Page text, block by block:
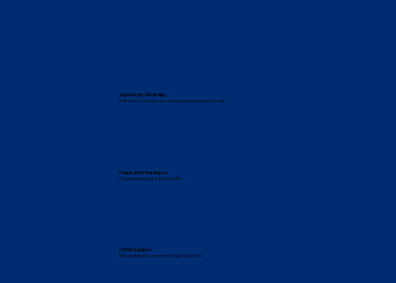
Suporte por WhatsApp
Entre em contato com nosso pessoal especializado
Pague de forma segura
Pagamentos por cartão ou PIX
Compra segura
Site protegido com tecnologia de ponta